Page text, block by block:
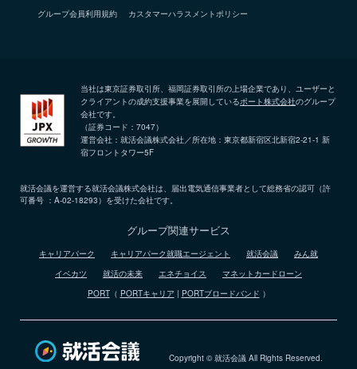
グループ会員利用規約 カスタマーハラスメントポリシー
当社は東京証券取引所、福岡証券取引所の上場企業であり、ユーザーと
クライアントの成約支援事業を展開しているポート株式会社のグループ
会社です。
（証券コード：7047）
運営会社：就活会議株式会社／所在地：東京都新宿区北新宿2-21-1 新
宿フロントタワー5F
就活会議を運営する就活会議株式会社は、届出電気通信事業者として総務省の認可（許
可番号 ：A-02-18293）を受けた会社です。